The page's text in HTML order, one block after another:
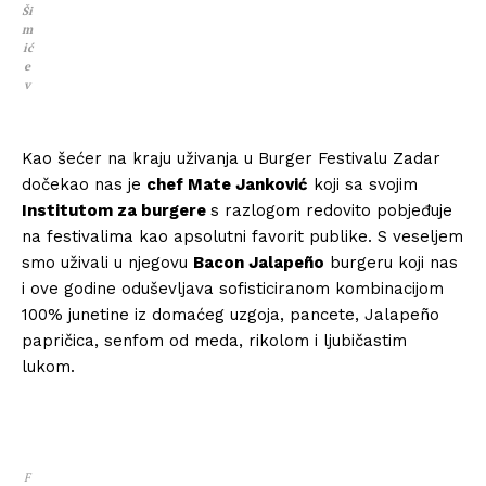
Ši
m
ić
e
v
Kao šećer na kraju uživanja u Burger Festivalu Zadar
dočekao nas je chef Mate Janković koji sa svojim
Institutom za burgere s razlogom redovito pobjeđuje
na festivalima kao apsolutni favorit publike. S veseljem
smo uživali u njegovu Bacon Jalapeño burgeru koji nas
i ove godine oduševljava sofisticiranom kombinacijom
100% junetine iz domaćeg uzgoja, pancete, Jalapeño
papričica, senfom od meda, rikolom i ljubičastim
lukom.
F